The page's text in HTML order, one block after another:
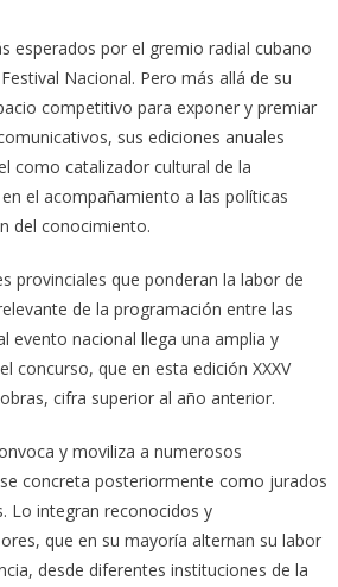
esperados por el gremio radial cubano
Nacional. Pero más allá de su
competitivo para exponer y premiar
sus ediciones anuales
como catalizador cultural de la
el acompañamiento a las políticas
del conocimiento.
provinciales que ponderan la labor de
de la programación entre las
evento nacional llega una amplia y
concurso, que en esta edición XXXV
cifra superior al año anterior.
y moviliza a numerosos
concreta posteriormente como jurados
Lo integran reconocidos y
que en su mayoría alternan su labor
desde diferentes instituciones de la